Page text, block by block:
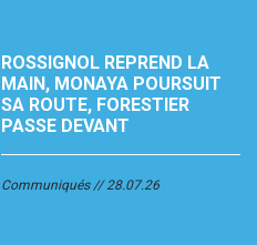
ROSSIGNOL REPREND LA
MAIN, MONAYA POURSUIT
SA ROUTE, FORESTIER
PASSE DEVANT
Communiqués 28.07.26